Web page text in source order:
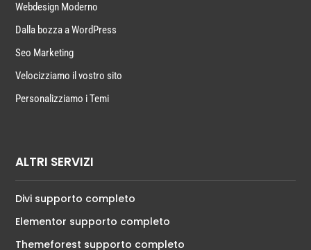
Webdesign Moderno
Dalla bozza a WordPress
Seo Marketing
Velocizziamo il vostro sito
Personalizziamo i Temi
ALTRI SERVIZI
Divi supporto completo
Elementor supporto completo
Themeforest supporto completo